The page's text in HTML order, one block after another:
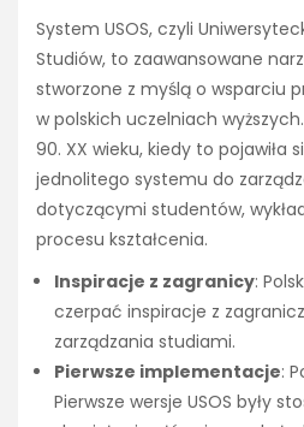
System USOS, czyli
Studiów, to zaawansowane
stworzone z myślą o wsparciu
w polskich uczelniach
90. XX wieku, kiedy to pojawiła
jednolitego systemu do
dotyczącymi studentów,
procesu kształcenia.
Inspiracje z zagranicy:
czerpać inspiracje z
zarządzania studiami.
Pierwsze implementacje:
Pierwsze wersje USOS były